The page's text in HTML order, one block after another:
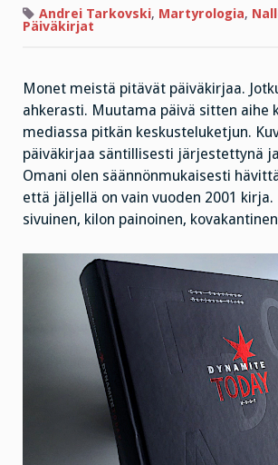
ja
Andrei Tarkovski, Martyrologia,
Päiväkirjat
Monet meistä pitävät päiväkirjaa.
ahkerasti. Muutama päivä sitten aihe
mediassa pitkän keskusteluketjun.
päiväkirjaa säntillisesti järjestettynä
Omani olen säännönmukaisesti
että jäljellä on vain vuoden 2001 kirja.
sivuinen, kilon painoinen,